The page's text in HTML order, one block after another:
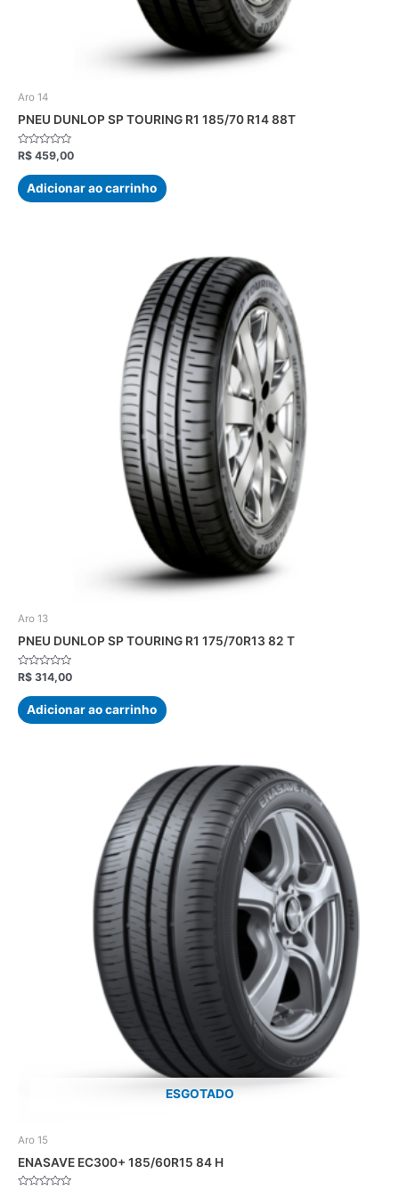
Aro 14
PNEU DUNLOP SP TOURING R1 185/70 R14 88T
Avaliação
de
5
R$ 459,00
Adicionar ao carrinho
Aro 13
PNEU DUNLOP SP TOURING R1 175/70R13 82 T
Avaliação
0
de
5
R$ 314,00
Adicionar ao carrinho
ESGOTADO
Aro 15
ENASAVE EC300+ 185/60R15 84 H